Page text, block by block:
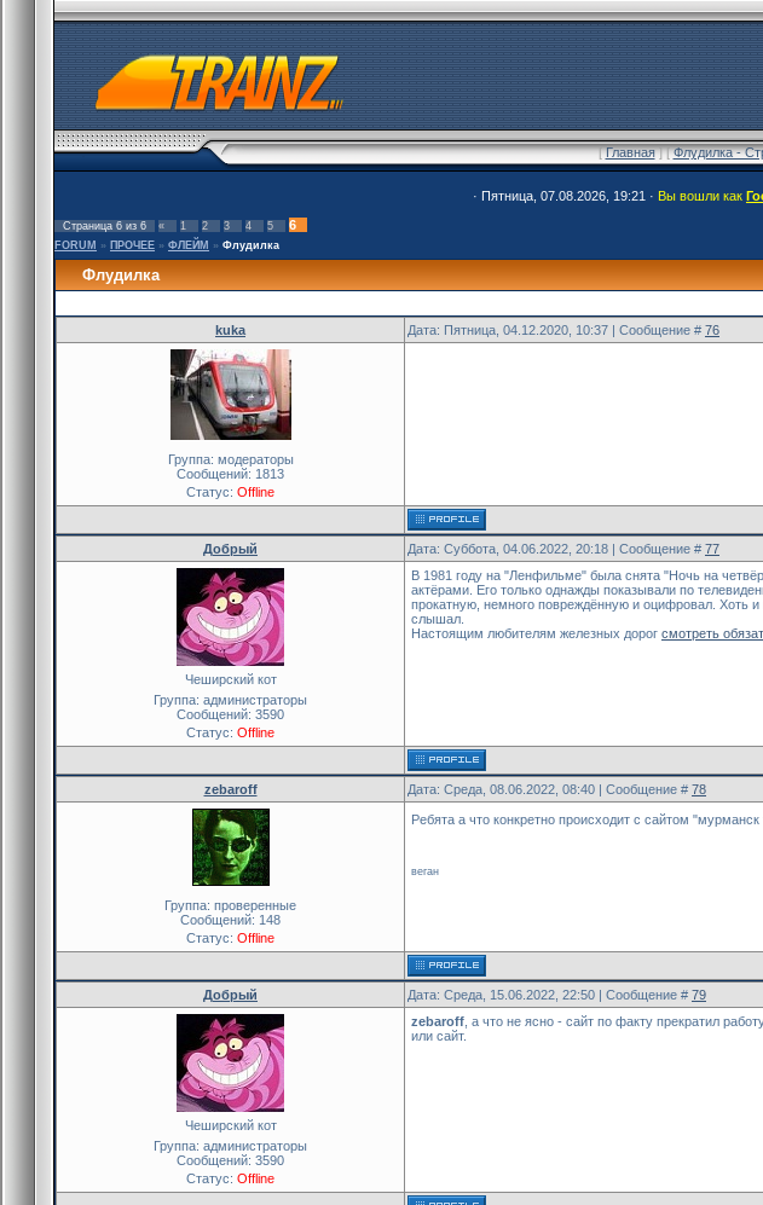
[Главная] [Флудилка -
· Пятница, 07.08.2026, 19:21 · Вы вошли как
Страница 6 из 6 « 1 2 3 4 5 6
FORUM » ПРОЧЕЕ » ФЛЕЙМ » Флудилка
Флудилка
kuka Дата: Пятница, 04.12.2020, 10:37 | Сообщение # 76
Группа: модераторы
Сообщений: 1813
Статус: Offline
Добрый Дата: Суббота, 04.06.2022, 20:18 | Сообщение # 77
Чеширский кот
Группа: администраторы
Сообщений: 3590
Статус: Offline
В 1981 году на "Ленфильме" была снята "Ночь на
актёрами. Его только однажды показывали по
прокатную, немного повреждённую и оцифровал. Хоть и
слышал.
Настоящим любителям железных дорог смотреть
zebaroff Дата: Среда, 08.06.2022, 08:40 | Сообщение # 78
Группа: проверенные
Сообщений: 148
Статус: Offline
Ребята а что конкретно происходит с сайтом
веган
Добрый Дата: Среда, 15.06.2022, 22:50 | Сообщение # 79
Чеширский кот
Группа: администраторы
Сообщений: 3590
Статус: Offline
zebaroff , а что не ясно - сайт по факту прекратил
или сайт.